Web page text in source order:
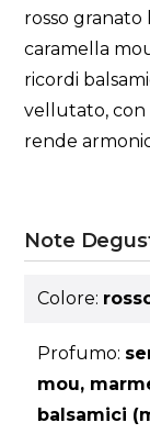
rosso granato
caramella
ricordi
vellutato, con
rende
Note
Colore:
Profumo:
mou,
balsamici